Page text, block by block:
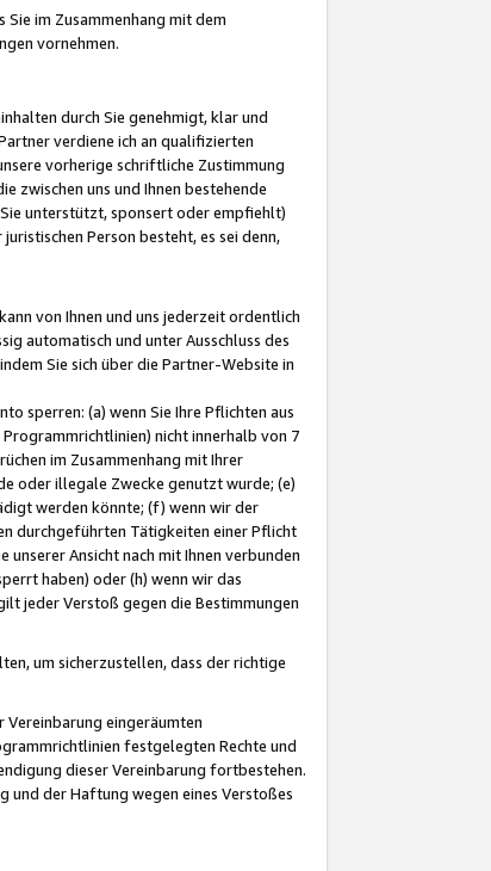
im Zusammenhang mit dem
vornehmen.
durch Sie genehmigt, klar und
verdiene ich an qualifizierten
vorherige schriftliche Zustimmung
zwischen uns und Ihnen bestehende
unterstützt, sponsert oder empfiehlt)
Person besteht, es sei denn,
von Ihnen und uns jederzeit ordentlich
automatisch und unter Ausschluss des
Sie sich über die Partner-Website in
sperren: (a) wenn Sie Ihre Pflichten aus
nicht innerhalb von 7
im Zusammenhang mit Ihrer
oder illegale Zwecke genutzt wurde; (e)
werden könnte; (f) wenn wir der
durchgeführten Tätigkeiten einer Pflicht
Ansicht nach mit Ihnen verbunden
haben) oder (h) wenn wir das
jeder Verstoß gegen die Bestimmungen
um sicherzustellen, dass der richtige
Vereinbarung eingeräumten
festgelegten Rechte und
dieser Vereinbarung fortbestehen.
und der Haftung wegen eines Verstoßes